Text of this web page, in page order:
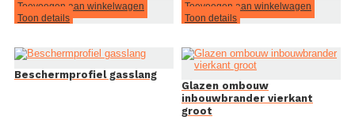
Toevoegen aan winkelwagen
Toon details
Toevoegen aan winkelwagen
Toon details
Beschermprofiel gasslang
Glazen ombouw
inbouwbrander vierkant
groot